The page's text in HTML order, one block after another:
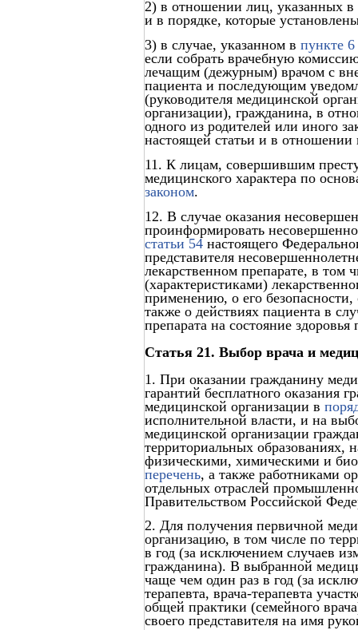
2) в отношении лиц, указанных в
и в порядке, которые
3) в случае, указанном в пункте 6
если собрать врачебную
лечащим (дежурным) врачом с
пациента и последующим
(руководителя медицинской
организации), гражданина, в
одного из родителей или иного
настоящей статьи и в отношении
11. К лицам, совершившим
медицинского характера по
законом.
12. В случае оказания
проинформировать
статьи 54настоящего
представителя
лекарственном препарате, в том
(характеристиками)
применению, о его
также о действиях пациента в
препарата на состояние здоровья
Статья 21. Выбор врача и
1. При оказании гражданину
гарантий бесплатного оказания
медицинской организации в
исполнительной власти, и на
медицинской организации
территориальных образованиях,
физическими, химическими и
перечень, а также работниками
отдельных отраслей
Правительством Российской
2. Для получения первичной
организацию, в том числе по
в год (за исключением случаев
гражданина). В выбранной
чаще чем один раз в год (за
терапевта, врача-терапевта
общей практики (семейного
своего представителя на имя